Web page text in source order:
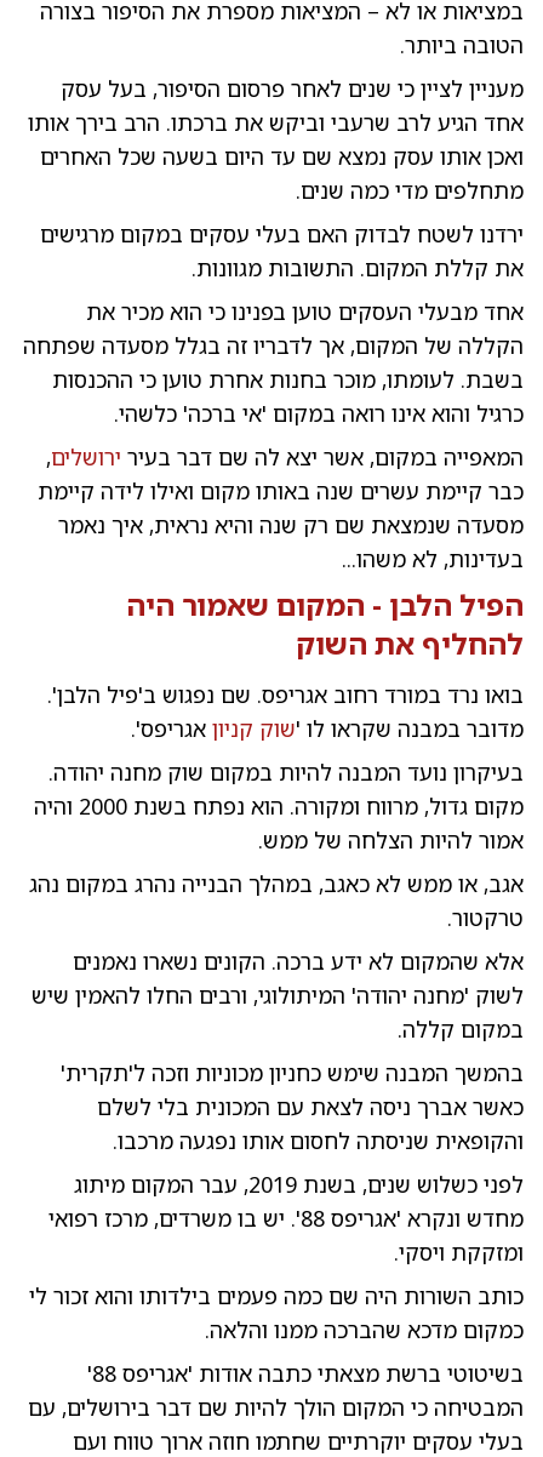
במציאות או לא – המציאות מספרת את הסיפור בצורה
הטובה ביותר.
מעניין לציין כי שנים לאחר פרסום הסיפור, בעל עסק
אחד הגיע לרב שרעבי וביקש את ברכתו. הרב בירך אותו
ואכן אותו עסק נמצא שם עד היום בשעה שכל האחרים
מתחלפים מדי כמה שנים.
ירדנו לשטח לבדוק האם בעלי עסקים במקום מרגישים
את קללת המקום. התשובות מגוונות.
אחד מבעלי העסקים טוען בפנינו כי הוא מכיר את
הקללה של המקום, אך לדבריו זה בגלל מסעדה שפתחה
בשבת. לעומתו, מוכר בחנות אחרת טוען כי ההכנסות
כרגיל והוא אינו רואה במקום 'אי ברכה' כלשהי.
המאפייה במקום, אשר יצא לה שם דבר בעיר ירושלים,
כבר קיימת עשרים שנה באותו מקום ואילו לידה קיימת
מסעדה שנמצאת שם רק שנה והיא נראית, איך נאמר
בעדינות, לא משהו...
הפיל הלבן - המקום שאמור היה
להחליף את השוק
בואו נרד במורד רחוב אגריפס. שם נפגוש ב'פיל הלבן'.
מדובר במבנה שקראו לו 'שוק קניון אגריפס'.
בעיקרון נועד המבנה להיות במקום שוק מחנה יהודה.
מקום גדול, מרווח ומקורה. הוא נפתח בשנת 2000 והיה
אמור להיות הצלחה של ממש.
אגב, או ממש לא כאגב, במהלך הבנייה נהרג במקום נהג
טרקטור.
אלא שהמקום לא ידע ברכה. הקונים נשארו נאמנים
לשוק 'מחנה יהודה' המיתולוגי, ורבים החלו להאמין שיש
במקום קללה.
בהמשך המבנה שימש כחניון מכוניות וזכה ל'תקרית'
כאשר אברך ניסה לצאת עם המכונית בלי לשלם
והקופאית שניסתה לחסום אותו נפגעה מרכבו.
לפני כשלוש שנים, בשנת 2019, עבר המקום מיתוג
מחדש ונקרא 'אגריפס 88'. יש בו משרדים, מרכז רפואי
ומזקקת ויסקי.
כותב השורות היה שם כמה פעמים בילדותו והוא זכור לי
כמקום מדכא שהברכה ממנו והלאה.
בשיטוטי ברשת מצאתי כתבה אודות 'אגריפס 88'
המבטיחה כי המקום הולך להיות שם דבר בירושלים, עם
בעלי עסקים יוקרתיים שחתמו חוזה ארוך טווח ועם